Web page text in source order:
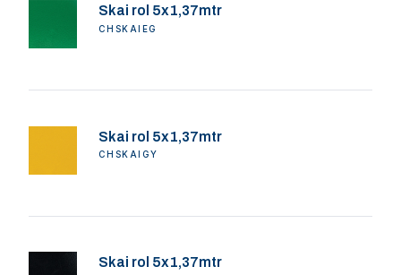
Skai rol 5x1,37mtr
CHSKAIEG
Skai rol 5x1,37mtr
CHSKAIGY
Skai rol 5x1,37mtr